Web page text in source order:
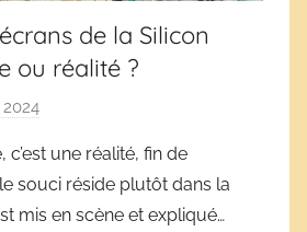
de la Silicon
ou réalité ?
r
D
é
c’est une réalité, fin de
le souci réside plutôt dans la
mis en scène et expliqué…